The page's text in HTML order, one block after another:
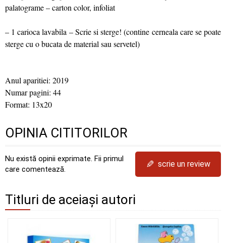
palatograme – carton color, infoliat
– 1 carioca lavabila – Scrie si sterge! (contine cerneala care se poate
sterge cu o bucata de material sau servetel)
Anul aparitiei: 2019
Numar pagini: 44
Format: 13x20
OPINIA CITITORILOR
Nu există opinii exprimate. Fii primul
care comentează.
✎ scrie un review
Titluri de aceiași autori